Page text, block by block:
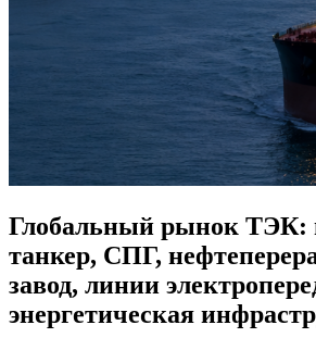
Глобальный рынок ТЭК:
танкер, СПГ,
завод, линии
энергетическая